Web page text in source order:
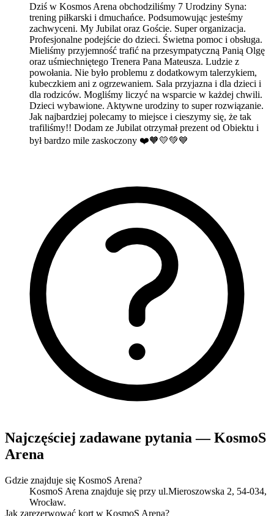
Dziś w Kosmos Arena obchodziliśmy 7 Urodziny Syna:
trening piłkarski i dmuchańce. Podsumowując jesteśmy
zachwyceni. My Jubilat oraz Goście. Super organizacja.
Profesjonalne podejście do dzieci. Świetna pomoc i obsługa.
Mieliśmy przyjemność trafić na przesympatyczną Panią Olgę
oraz uśmiechniętego Trenera Pana Mateusza. Ludzie z
powołania. Nie było problemu z dodatkowym talerzykiem,
kubeczkiem ani z ogrzewaniem. Sala przyjazna i dla dzieci i
dla rodziców. Mogliśmy liczyć na wsparcie w każdej chwili.
Dzieci wybawione. Aktywne urodziny to super rozwiązanie.
Jak najbardziej polecamy to miejsce i cieszymy się, że tak
trafiliśmy!! Dodam ze Jubilat otrzymał prezent od Obiektu i
był bardzo mile zaskoczony ❤️🧡💛💚💙
Najczęściej zadawane pytania — KosmoS
Arena
Gdzie znajduje się KosmoS Arena?
KosmoS Arena znajduje się przy ul.Mieroszowska 2, 54-034,
Wrocław.
Jak zarezerwować kort w KosmoS Arena?